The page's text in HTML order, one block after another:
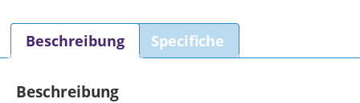
Beschreibung Specifiche
Beschreibung